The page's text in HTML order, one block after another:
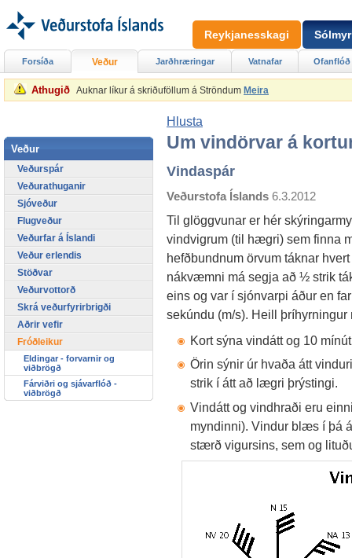
Athugið Auknar líkur á skriðuföllum á Ströndum Meira
Hlusta
Um vindörvar á
Vindaspár
Veðurstofa Íslands 6.3.2012
Til glöggvunar er hér
vindvigrum (til hægri) sem finna
hefðbundnum örvum táknar
nákvæmni má segja að ½ strik
eins og var í sjónvarpi áður en
sekúndu (m/s). Heill
Kort sýna vindátt og 10
Örin sýnir úr hvaða átt
strik í átt að lægri þrýstingi.
Vindátt og vindhraði eru
myndinni). Vindur blæs í þá
stærð vigursins, sem og
Forsíða Veður Jarðhræringar Vatnafar Ofanflóð
Veður
Veðurspár
Veðurathuganir
Sjóveður
Flugveður
Veðurfar á Íslandi
Veður erlendis
Stöðvar
Veðurvottorð
Skrá veðurfyrirbrigði
Aðrir vefir
Fróðleikur
Eldingar - forvarnir og
viðbrögð
Fárviðri og sjávarflóð -
viðbrögð
Reykjanesskagi